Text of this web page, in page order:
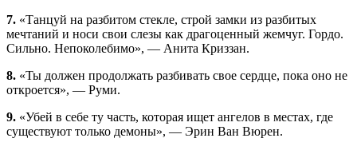
7. «Танцуй на разбитом стекле, строй замки из разбитых
мечтаний и носи свои слезы как драгоценный жемчуг. Гордо.
Сильно. Непоколебимо», — Анита Криззан.
8. «Ты должен продолжать разбивать свое сердце, пока оно не
откроется», — Руми.
9. «Убей в себе ту часть, которая ищет ангелов в местах, где
существуют только демоны», — Эрин Ван Вюрен.